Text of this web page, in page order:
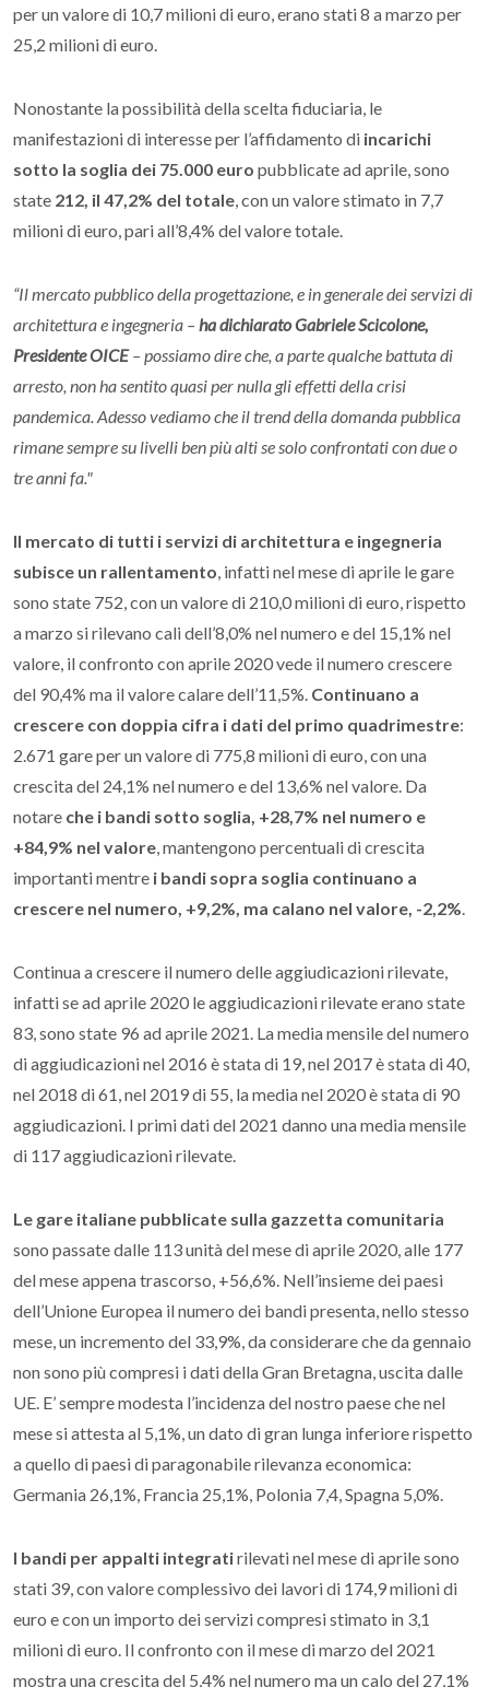
per un valore di 10,7 milioni di euro, erano stati 8 a marzo per
25,2 milioni di euro.
Nonostante la possibilità della scelta fiduciaria, le
manifestazioni di interesse per l’affidamento di incarichi
sotto la soglia dei 75.000 euro pubblicate ad aprile, sono
state 212, il 47,2% del totale, con un valore stimato in 7,7
milioni di euro, pari all’8,4% del valore totale.
“Il mercato pubblico della progettazione, e in generale dei servizi di
architettura e ingegneria –ha dichiarato Gabriele Scicolone,
Presidente OICE– possiamo dire che, a parte qualche battuta di
arresto, non ha sentito quasi per nulla gli effetti della crisi
pandemica. Adesso vediamo che il trend della domanda pubblica
rimane sempre su livelli ben più alti se solo confrontati con due o
tre anni fa."
Il mercato di tutti i servizi di architettura e ingegneria
subisce un rallentamento, infatti nel mese di aprile le gare
sono state 752, con un valore di 210,0 milioni di euro, rispetto
a marzo si rilevano cali dell’8,0% nel numero e del 15,1% nel
valore, il confronto con aprile 2020 vede il numero crescere
del 90,4% ma il valore calare dell’11,5%. Continuano a
crescere con doppia cifra i dati del primo quadrimestre:
2.671 gare per un valore di 775,8 milioni di euro, con una
crescita del 24,1% nel numero e del 13,6% nel valore. Da
notare che i bandi sotto soglia, +28,7% nel numero e
+84,9% nel valore, mantengono percentuali di crescita
importanti mentre i bandi sopra soglia continuano a
crescere nel numero, +9,2%, ma calano nel valore, -2,2%.
Continua a crescere il numero delle aggiudicazioni rilevate,
infatti se ad aprile 2020 le aggiudicazioni rilevate erano state
83, sono state 96 ad aprile 2021. La media mensile del numero
di aggiudicazioni nel 2016 è stata di 19, nel 2017 è stata di 40,
nel 2018 di 61, nel 2019 di 55, la media nel 2020 è stata di 90
aggiudicazioni. I primi dati del 2021 danno una media mensile
di 117 aggiudicazioni rilevate.
Le gare italiane pubblicate sulla gazzetta comunitaria
sono passate dalle 113 unità del mese di aprile 2020, alle 177
del mese appena trascorso, +56,6%. Nell’insieme dei paesi
dell’Unione Europea il numero dei bandi presenta, nello stesso
mese, un incremento del 33,9%, da considerare che da gennaio
non sono più compresi i dati della Gran Bretagna, uscita dalle
UE. E’ sempre modesta l’incidenza del nostro paese che nel
mese si attesta al 5,1%, un dato di gran lunga inferiore rispetto
a quello di paesi di paragonabile rilevanza economica:
Germania 26,1%, Francia 25,1%, Polonia 7,4, Spagna 5,0%.
I bandi per appalti integratirilevati nel mese di aprile sono
stati 39, con valore complessivo dei lavori di 174,9 milioni di
euro e con un importo dei servizi compresi stimato in 3,1
milioni di euro. Il confronto con il mese di marzo del 2021
mostra una crescita del 5,4% nel numero ma un calo del 27,1%